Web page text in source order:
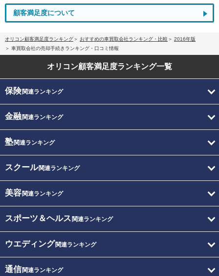
顧客満足度について
オリコン顧客満足度ランキング おすすめの車買取会社ランキング・比較
2016年版
車買取会社の売却手続きランキング・口コミ情報
オリコン顧客満足度ランキング一覧
保険関連ランキング
金融関連ランキング
塾関連ランキング
スクール関連ランキング
美容関連ランキング
スポーツ＆ヘルス 関連ランキング
ウエディング関連ランキング
通信関連ランキング